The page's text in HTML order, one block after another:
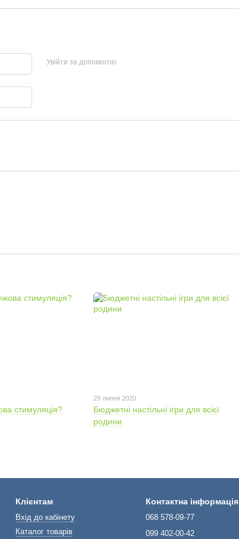
Увійти за допомогою
стимуляція?
29 липня 2020
Бюджетні настільні ігри для всієї
родини
Клієнтам
Вхід до кабінету
Каталог товарів
Контактна інформація
068 578-09-77
099 402-00-42